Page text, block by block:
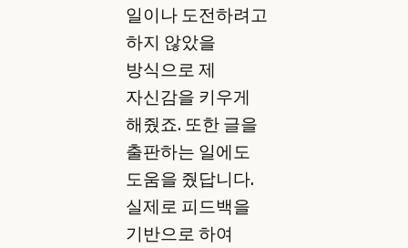
일이나 도전하려고
하지 않았을
방식으로 제
자신감을 키우게
해줬죠. 또한 글을
출판하는 일에도
도움을 줬답니다.
실제로 피드백을
기반으로 하여